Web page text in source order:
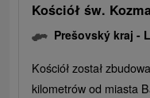
Kościół św.
Prešovský kraj -
Kościół został
kilometrów od miasta